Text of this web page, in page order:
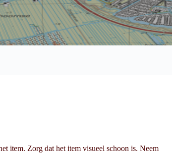
item. Zorg dat het item visueel schoon is. Neem